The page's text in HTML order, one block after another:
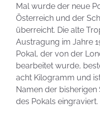
Mal wurde der neue
Österreich und der
überreicht. Die alte
Austragung im Jahre
Pokal, der von der
bearbeitet wurde,
acht Kilogramm und
Namen der bisherigen
des Pokals eingraviert.